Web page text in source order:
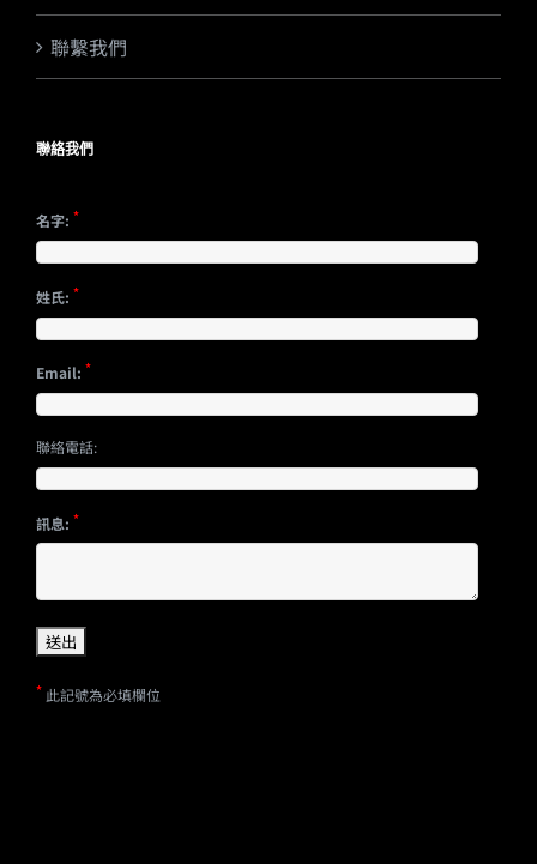
聯繫我們
聯絡我們
名字: *
姓氏: *
Email: *
聯絡電話:
訊息: *
* 此記號為必填欄位